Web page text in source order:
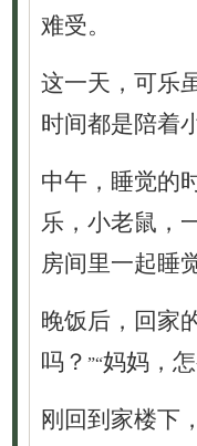
难受。
这一天，可乐
时间都是陪着
中午，睡觉的
乐，小老鼠，
房间里一起睡
晚饭后，回家
吗？ ”“妈妈，
刚回到家楼下